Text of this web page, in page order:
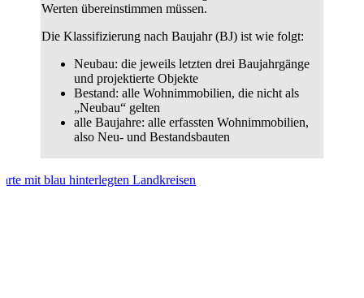
Werten übereinstimmen müssen.
Die Klassifizierung nach Baujahr (BJ) ist wie folgt:
Neubau: die jeweils letzten drei Baujahrgänge
und projektierte Objekte
Bestand: alle Wohnimmobilien, die nicht als
„Neubau“ gelten
alle Baujahre: alle erfassten Wohnimmobilien,
also Neu- und Bestandsbauten